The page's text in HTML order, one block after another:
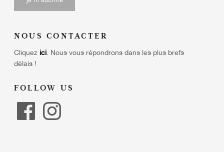
NOUS CONTACTER
Cliquez ici Nous vous répondrons dans les plus brefs
délais !
FOLLOW US